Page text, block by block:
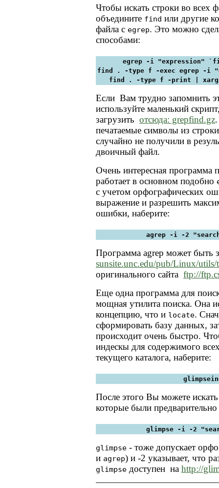
Чтобы искать строки во всех
объедините find или другие
файла с egrep. Это можно
способами:
egrep -i "expression"
find . -type f -exec egrep -i
find . -type f -print |
Если Вам трудно запомнить
используйте маленький
загрузить отсюда: grepfind.gz
печатаемые символы из
случайно не получили в
двоичный файл.
Очень интересная программа
работает в основном подобно
с учетом орфографических
выражение и разрешить
ошибки, наберите:
agrep -i -2
Программа agrep может быть
sunsite.unc.edu/pub/Linux/utils/
оригинального сайта ftp://
Еще одна программа для
мощная утилита поиска. Она
концепцию, что и locate.
сформировать базу данных,
происходит очень быстро.
индескы для содержимого
текущего каталога, наберите:
После этого Вы можете
которые были
glimpse -i -2
glimpse - тоже допускает
и agrep) и -2 указывает, что
glimpse доступен на http://